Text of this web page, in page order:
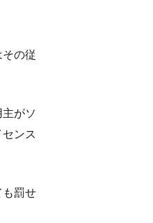
の従
がソ
ンス
罰せ